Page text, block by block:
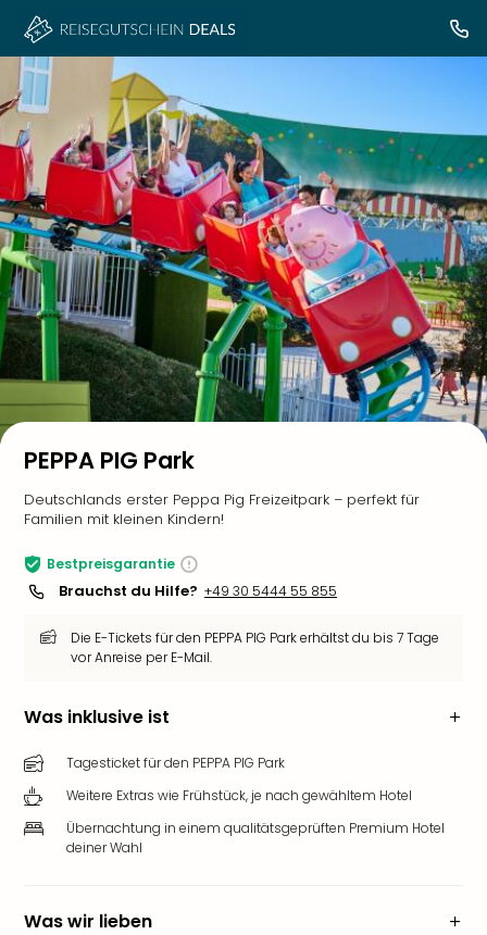
PEPPA PIG Park
Deutschlands erster Peppa Pig Freizeitpark – perfekt für
Familien mit kleinen Kindern!
Bestpreisgarantie
Brauchst du Hilfe? +49 30 5444 55 855
Die E-Tickets für den PEPPA PIG Park erhältst du bis 7 Tage
vor Anreise per E-Mail.
Was inklusive ist
Tagesticket für den PEPPA PIG Park
Weitere Extras wie Frühstück, je nach gewähltem Hotel
Übernachtung in einem qualitätsgeprüften Premium Hotel
deiner Wahl
Was wir lieben